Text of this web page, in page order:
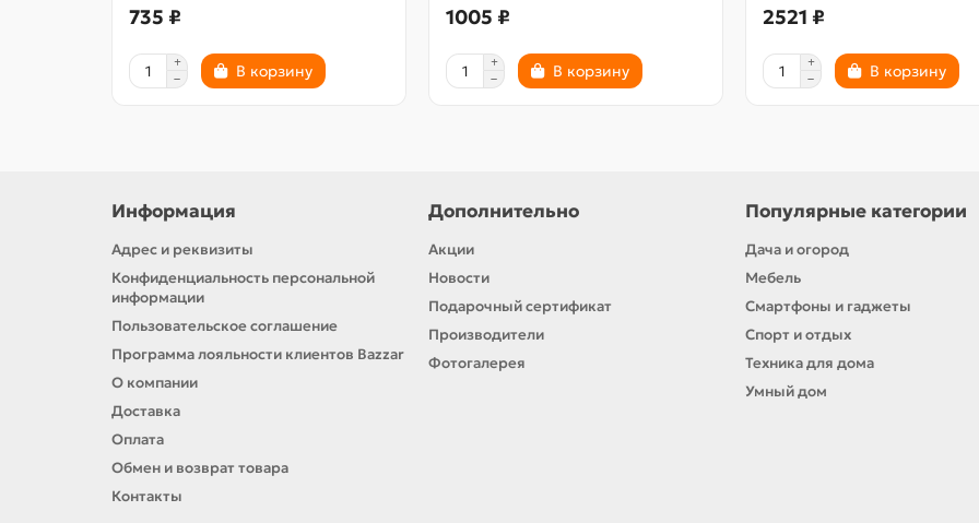
735 ₽
В корзину
1005 ₽
В корзину
2521 ₽
В корзину
Информация
Адрес и реквизиты
Конфиденциальность персональной
информации
Пользовательское соглашение
Программа лояльности клиентов Bazzar
О компании
Доставка
Оплата
Обмен и возврат товара
Контакты
Дополнительно
Акции
Новости
Подарочный сертификат
Производители
Фотогалерея
Популярные категории
Дача и огород
Мебель
Смартфоны и гаджеты
Спорт и отдых
Техника для дома
Умный дом